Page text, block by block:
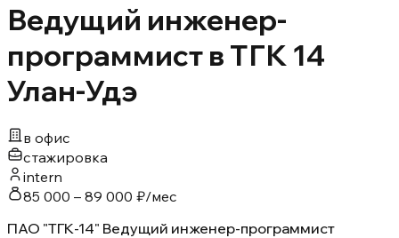
Ведущий инженер-
программист в ТГК 14
Улан-Удэ
в офис
стажировка
intern
85 000 – 89 000 ₽/мес
ПАО "ТГК-14" Ведущий инженер-программист